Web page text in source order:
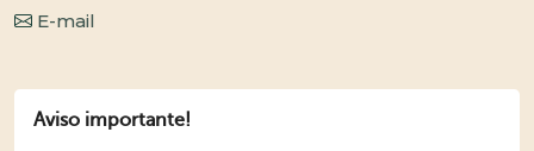
E-mail
Aviso importante!